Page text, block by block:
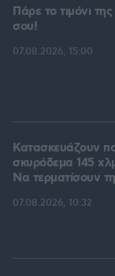
Πάρε το τιμόνι
σου!
07.08.2026, 15:00
Κατασκευάζουν
σκυρόδεμα 145
Να τερματίσουν
07.08.2026, 10:32